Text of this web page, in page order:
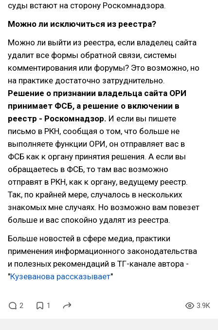
суды встают на сторону Роскомнадзора.
Можно ли исключиться из реестра?
Можно ли выйти из реестра, если владелец сайта
удалит все формы обратной связи, системы
комментирования или форумы? Это возможно, но
на практике достаточно затруднительно.
Решение о признании владельца сайта ОРИ
принимает ФСБ, а решение о включении в
реестр - Роскомнадзор. И если вы пишете
письмо в РКН, сообщая о том, что больше не
выполняете функции ОРИ, он отправляет вас в
ФСБ как к органу принятия решения. А если вы
обращаетесь в ФСБ, то там вас возможно
отправят в РКН, как к органу, ведущему реестр.
Так, по крайней мере, случалось в нескольких
знакомых мне случаях. Но возможно вам повезет
больше и вас спокойно удалят из реестра.
Больше новостей в сфере медиа, практики
применения информационного законодательства
и полезных рекомендаций в ТГ-канале автора -
"Кузеванова рассказывает"
2 1 3.9K